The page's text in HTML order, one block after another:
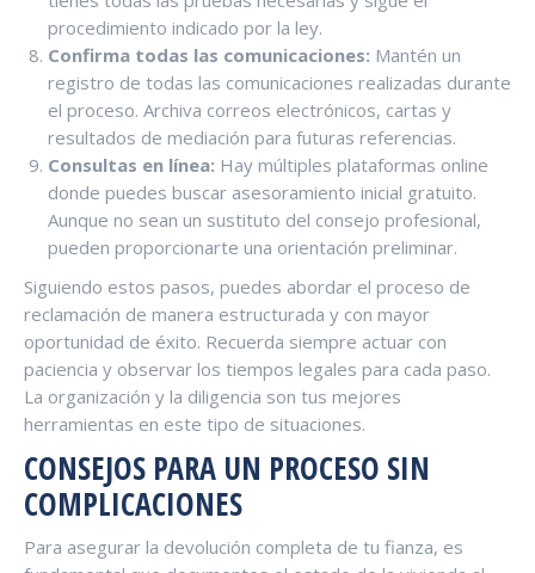
procedimiento indicado por la ley.
Confirma todas las comunicaciones: Mantén un
registro de todas las comunicaciones realizadas durante
el proceso. Archiva correos electrónicos, cartas y
resultados de mediación para futuras referencias.
Consultas en línea: Hay múltiples plataformas online
donde puedes buscar asesoramiento inicial gratuito.
Aunque no sean un sustituto del consejo profesional,
pueden proporcionarte una orientación preliminar.
Siguiendo estos pasos, puedes abordar el proceso de
reclamación de manera estructurada y con mayor
oportunidad de éxito. Recuerda siempre actuar con
paciencia y observar los tiempos legales para cada paso.
La organización y la diligencia son tus mejores
herramientas en este tipo de situaciones.
CONSEJOS PARA UN PROCESO SIN
COMPLICACIONES
Para asegurar la devolución completa de tu fianza, es